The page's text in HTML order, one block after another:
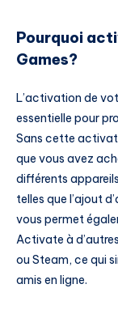
Pourquoi
Games?
L’activation de
essentielle pour
Sans cette
que vous avez
différents
telles que l’ajout
vous permet
Activate à
ou Steam, ce qui
amis en ligne.